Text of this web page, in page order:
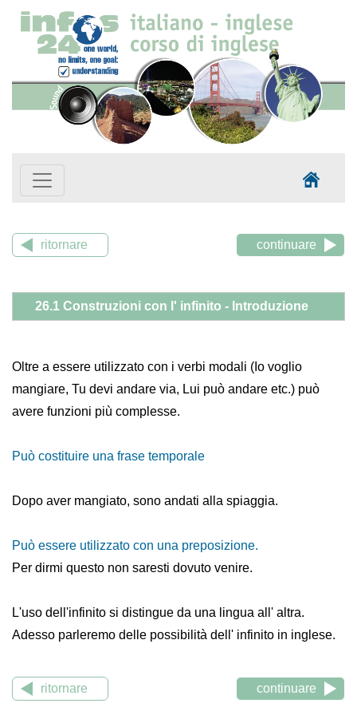
ritornare continuare
26.1 Construzioni con l' infinito - Introduzione
Oltre a essere utilizzato con i verbi modali (Io voglio
mangiare, Tu devi andare via, Lui può andare etc.) può
avere funzioni più complesse.
Può costituire una frase temporale
Dopo aver mangiato, sono andati alla spiaggia.
Può essere utilizzato con una preposizione.
Per dirmi questo non saresti dovuto venire.
L'uso dell'infinito si distingue da una lingua all' altra.
Adesso parleremo delle possibilità dell' infinito in inglese.
ritornare continuare